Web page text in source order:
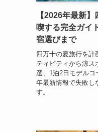
【2026年最新
喫する完全ガイ
宿選びまで
四万十の夏旅行を計
ティビティから涼ス
選、1泊2日モデルコ
年最新情報で失敗し
す。